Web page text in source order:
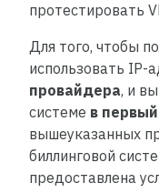
протестировать
Для того, чтобы
использовать IP-
провайдера, и
системе в
вышеуказанных
биллинговой
предоставлена